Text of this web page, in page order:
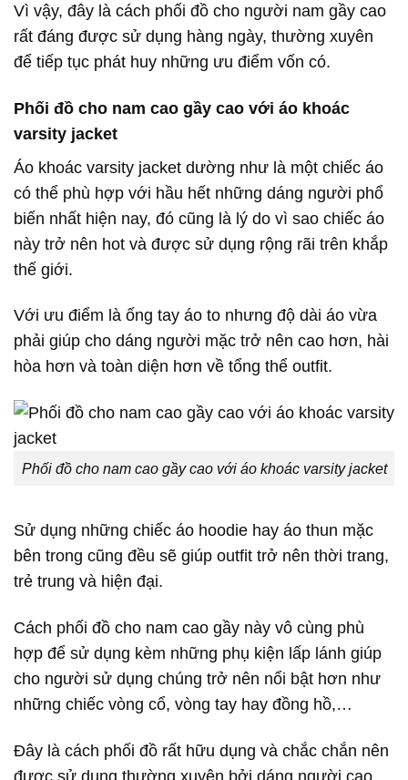
Vì vậy, đây là cách phối đồ cho người nam gầy cao
rất đáng được sử dụng hàng ngày, thường xuyên
để tiếp tục phát huy những ưu điểm vốn có.
Phối đồ cho nam cao gầy cao với áo khoác
varsity jacket
Áo khoác varsity jacket dường như là một chiếc áo
có thể phù hợp với hầu hết những dáng người phổ
biến nhất hiện nay, đó cũng là lý do vì sao chiếc áo
này trở nên hot và được sử dụng rộng rãi trên khắp
thế giới.
Với ưu điểm là ống tay áo to nhưng độ dài áo vừa
phải giúp cho dáng người mặc trở nên cao hơn, hài
hòa hơn và toàn diện hơn về tổng thể outfit.
Phối đồ cho nam cao gầy cao với áo khoác varsity jacket
Sử dụng những chiếc áo hoodie hay áo thun mặc
bên trong cũng đều sẽ giúp outfit trở nên thời trang,
trẻ trung và hiện đại.
Cách phối đồ cho nam cao gầy này vô cùng phù
hợp để sử dụng kèm những phụ kiện lấp lánh giúp
cho người sử dụng chúng trở nên nổi bật hơn như
những chiếc vòng cổ, vòng tay hay đồng hồ,…
Đây là cách phối đồ rất hữu dụng và chắc chắn nên
được sử dụng thường xuyên bởi dáng người cao